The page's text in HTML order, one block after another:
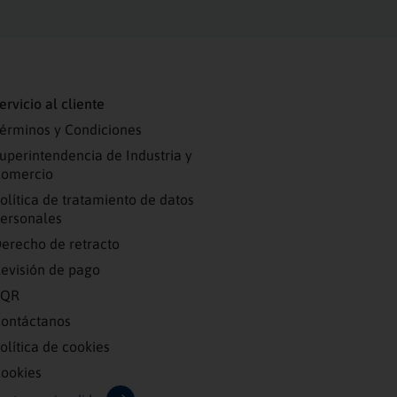
al cliente
y Condiciones
de Industria y
de tratamiento de datos
de retracto
de pago
de cookies